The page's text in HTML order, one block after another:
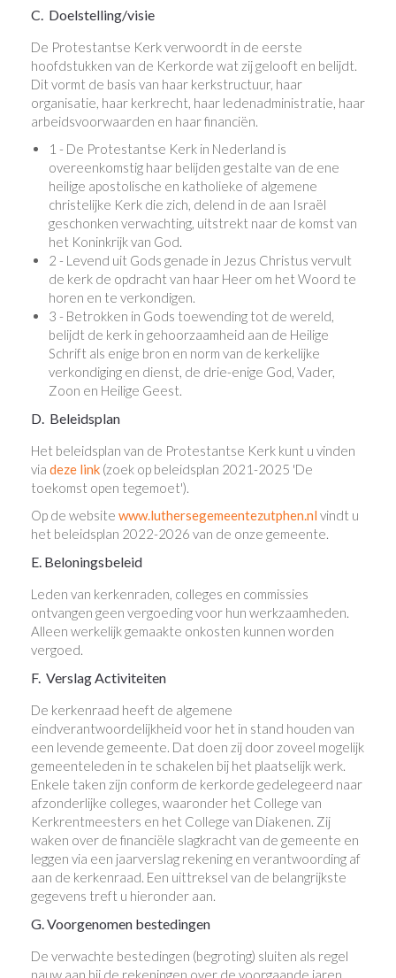
C. Doelstelling/visie
De Protestantse Kerk verwoordt in de eerste
hoofdstukken van de Kerkorde wat zij gelooft en belijdt.
Dit vormt de basis van haar kerkstructuur, haar
organisatie, haar kerkrecht, haar ledenadministratie, haar
arbeidsvoorwaarden en haar financiën.
1 - De Protestantse Kerk in Nederland is
overeenkomstig haar belijden gestalte van de ene
heilige apostolische en katholieke of algemene
christelijke Kerk die zich, delend in de aan Israël
geschonken verwachting, uitstrekt naar de komst van
het Koninkrijk van God.
2 - Levend uit Gods genade in Jezus Christus vervult
de kerk de opdracht van haar Heer om het Woord te
horen en te verkondigen.
3 - Betrokken in Gods toewending tot de wereld,
belijdt de kerk in gehoorzaamheid aan de Heilige
Schrift als enige bron en norm van de kerkelijke
verkondiging en dienst, de drie-enige God, Vader,
Zoon en Heilige Geest.
D. Beleidsplan
Het beleidsplan van de Protestantse Kerk kunt u vinden
via deze link (zoek op beleidsplan 2021-2025 'De
toekomst open tegemoet').
Op de website www.luthersegemeentezutphen.nl vindt u
het beleidsplan 2022-2026 van de onze gemeente.
E. Beloningsbeleid
Leden van kerkenraden, colleges en commissies
ontvangen geen vergoeding voor hun werkzaamheden.
Alleen werkelijk gemaakte onkosten kunnen worden
vergoed.
F. Verslag Activiteiten
De kerkenraad heeft de algemene
eindverantwoordelijkheid voor het in stand houden van
een levende gemeente. Dat doen zij door zoveel mogelijk
gemeenteleden in te schakelen bij het plaatselijk werk.
Enkele taken zijn conform de kerkorde gedelegeerd naar
afzonderlijke colleges, waaronder het College van
Kerkrentmeesters en het College van Diakenen. Zij
waken over de financiële slagkracht van de gemeente en
leggen via een jaarverslag rekening en verantwoording af
aan de kerkenraad. Een uittreksel van de belangrijkste
gegevens treft u hieronder aan.
G. Voorgenomen bestedingen
De verwachte bestedingen (begroting) sluiten als regel
nauw aan bij de rekeningen over de voorgaande jaren.